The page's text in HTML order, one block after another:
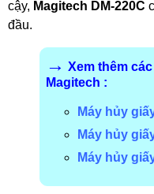
cậy, Magitech DM-220C
đầu.
→ Xem thêm
Magitech :
Máy hủy
Máy hủy
Máy hủy